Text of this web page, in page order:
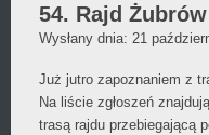
54. Rajd Żubrów
Wysłany dnia: 21
Już jutro zapoznaniem z
Na liście zgłoszeń
trasą rajdu przebiegającą